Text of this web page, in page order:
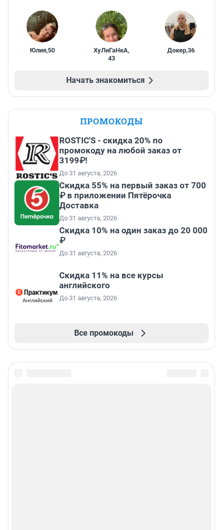
Юлия,50 ХуЛиГаНкА,
43
Докер,36
Начать знакомиться
ПРОМОКОДЫ
ROSTIC'S - скидка 20% по
промокоду на любой заказ от
3199₽!
До 31 августа, 2026
Скидка 55% на первый заказ от 700
₽ в приложении Пятёрочка
Доставка
До 31 августа, 2026
Скидка 10% на один заказ до 20 000
₽
До 31 августа, 2026
Скидка 11% на все курсы
английского
До 31 августа, 2026
Все промокоды